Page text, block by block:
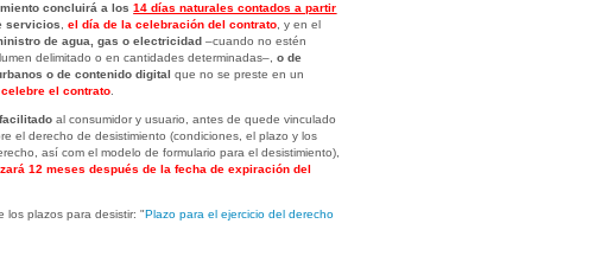
concluirá a los14 días naturales contados a partir
servicios ,el día de la celebración del contrato , y en el
de agua, gas o electricidad –cuando no estén
delimitado o en cantidades determinadas–, o de
o de contenido digital que no se preste en un
el contrato
al consumidor y usuario, antes de quede vinculado
el derecho de desistimiento (condiciones, el plazo y los
así com el modelo de formulario para el desistimiento),
12 meses después de la fecha de expiración del
los plazos para desistir: "Plazo para el ejercicio del derecho